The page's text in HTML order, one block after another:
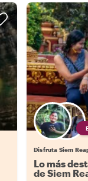
Disfruta Siem
Lo más
de Siem